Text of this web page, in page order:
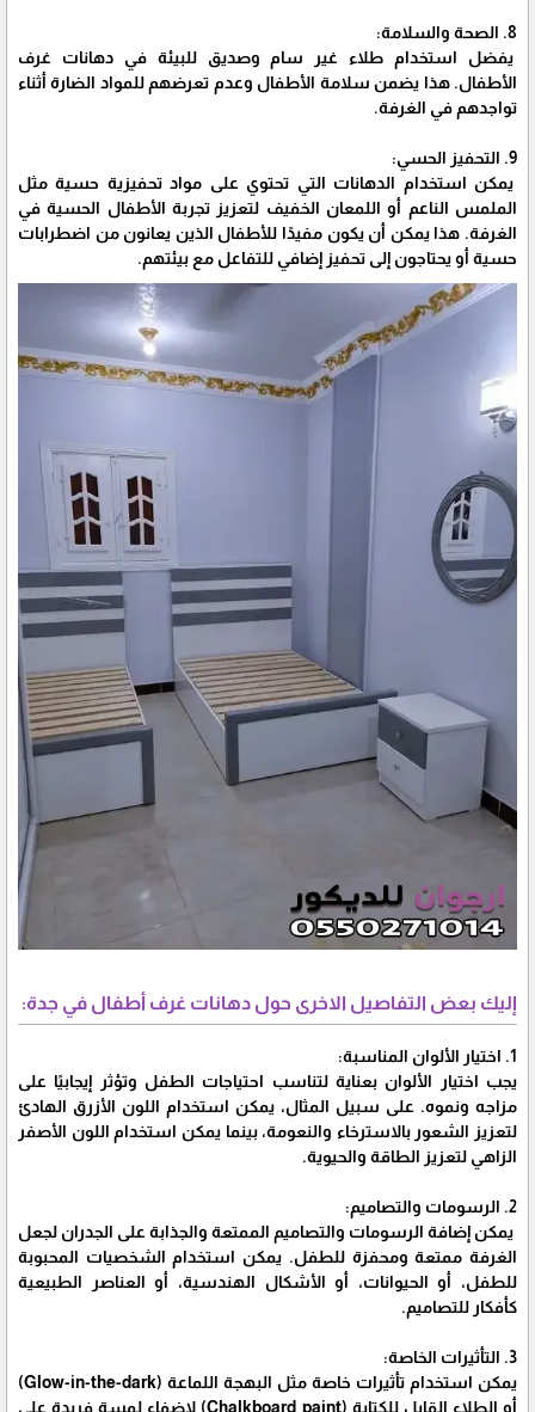
8. الصحة والسلامة:
يفضل استخدام طلاء غير سام وصديق للبيئة في دهانات غرف
الأطفال. هذا يضمن سلامة الأطفال وعدم تعرضهم للمواد الضارة أثناء
تواجدهم في الغرفة.
9. التحفيز الحسي:
يمكن استخدام الدهانات التي تحتوي على مواد تحفيزية حسية مثل
الملمس الناعم أو اللمعان الخفيف لتعزيز تجربة الأطفال الحسية في
الغرفة. هذا يمكن أن يكون مفيدًا للأطفال الذين يعانون من اضطرابات
حسية أو يحتاجون إلى تحفيز إضافي للتفاعل مع بيئتهم.
إليك بعض التفاصيل الاخرى حول دهانات غرف أطفال في جدة:
1. اختيار الألوان المناسبة:
يجب اختيار الألوان بعناية لتناسب احتياجات الطفل وتؤثر إيجابيًا على
مزاجه ونموه. على سبيل المثال، يمكن استخدام اللون الأزرق الهادئ
لتعزيز الشعور بالاسترخاء والنعومة، بينما يمكن استخدام اللون الأصفر
الزاهي لتعزيز الطاقة والحيوية.
2. الرسومات والتصاميم:
يمكن إضافة الرسومات والتصاميم الممتعة والجذابة على الجدران لجعل
الغرفة ممتعة ومحفزة للطفل. يمكن استخدام الشخصيات المحبوبة
للطفل، أو الحيوانات، أو الأشكال الهندسية، أو العناصر الطبيعية
كأفكار للتصاميم.
3. التأثيرات الخاصة:
يمكن استخدام تأثيرات خاصة مثل البهجة اللماعة (Glow-in-the-dark)
أو الطلاء القابل للكتابة (Chalkboard paint) لإضفاء لمسة فريدة على